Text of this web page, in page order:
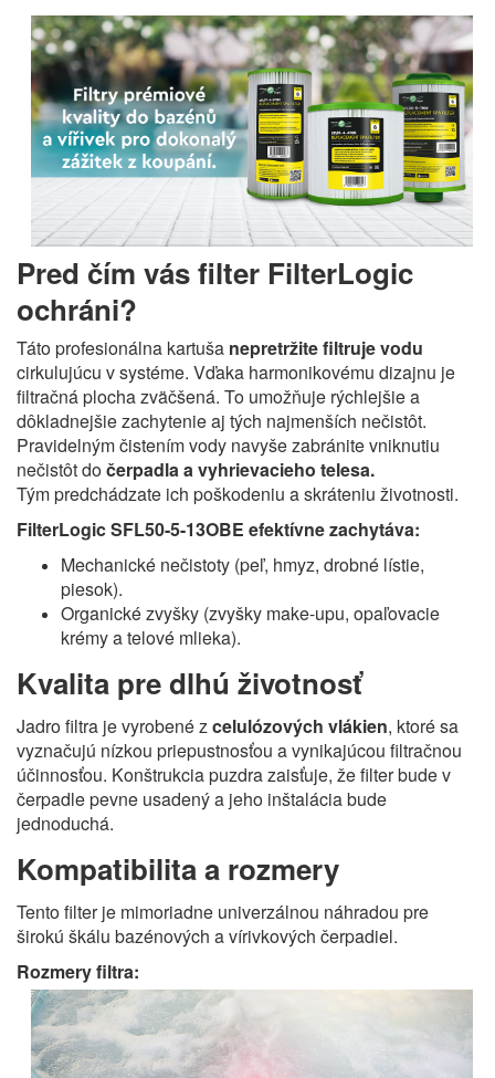
Pred čím vás filter FilterLogic
ochráni?
Táto profesionálna kartuša nepretržite filtruje vodu
cirkulujúcu v systéme. Vďaka harmonikovému dizajnu je
filtračná plocha zväčšená. To umožňuje rýchlejšie a
dôkladnejšie zachytenie aj tých najmenších nečistôt.
Pravidelným čistením vody navyše zabránite vniknutiu
nečistôt dočerpadla a vyhrievacieho telesa.
Tým predchádzate ich poškodeniu a skráteniu životnosti.
FilterLogic SFL50-5-13OBE efektívne zachytáva:
Mechanické nečistoty (peľ, hmyz, drobné lístie,
piesok).
Organické zvyšky (zvyšky make-upu, opaľovacie
krémy a telové mlieka).
Kvalita pre dlhú životnosť
Jadro filtra je vyrobené zcelulózových vlákien, ktoré sa
vyznačujú nízkou priepustnosťou a vynikajúcou filtračnou
účinnosťou. Konštrukcia puzdra zaisťuje, že filter bude v
čerpadle pevne usadený a jeho inštalácia bude
jednoduchá.
Kompatibilita a rozmery
Tento filter je mimoriadne univerzálnou náhradou pre
širokú škálu bazénových a vírivkových čerpadiel.
Rozmery filtra: